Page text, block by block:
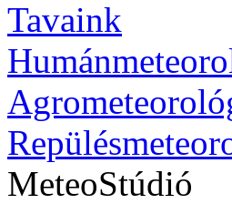
Tavaink
MeteoStúdió